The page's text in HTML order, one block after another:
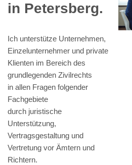
in Petersberg.
Ich unterstütze Unternehmen,
Einzelunternehmer und private
Klienten im Bereich des
grundlegenden Zivilrechts
in allen Fragen folgender
Fachgebiete
durch juristische
Unterstützung,
Vertragsgestaltung und
Vertretung vor Ämtern und
Richtern.